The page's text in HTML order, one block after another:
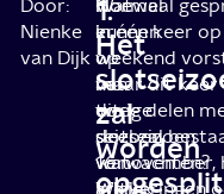
Door:
Nienke
van Dijk
Hoewel
er
op
het
vorige
seizoen
wat
kritiek
Wat
kunnen
we
van
dit
slotseizoen
verwachten?
Welke
1.
Het
zal
worden
Normaal
in één keer
weekend
maar dit keer
twee delen
deel zal
16
afleveringen